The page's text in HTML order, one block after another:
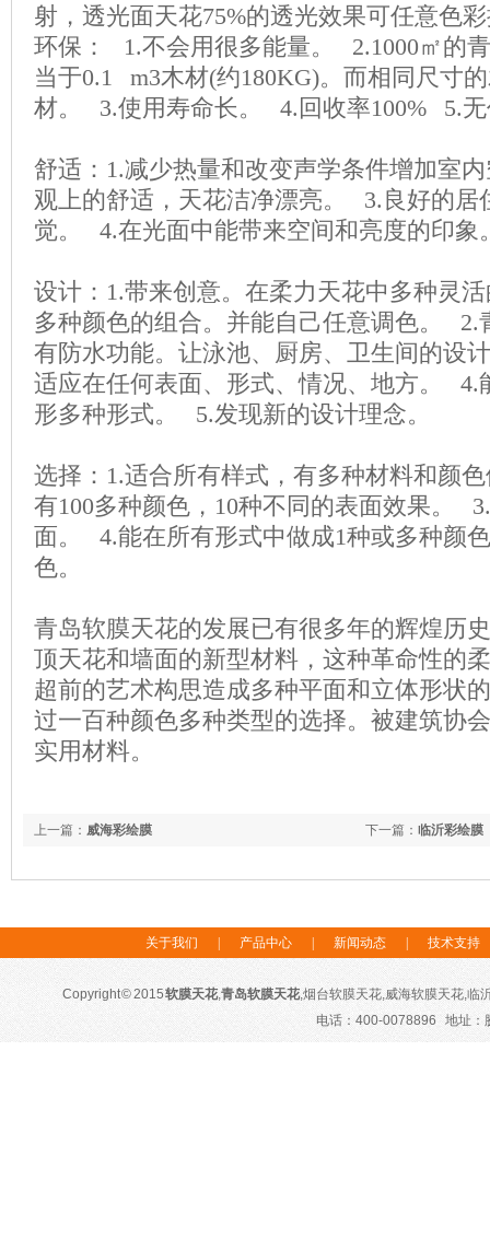
射，透光面天花75%的透光效果可任意色
环保： 1.不会用很多能量。 2.1000㎡的
当于0.1 m3木材(约180KG)。而相同尺寸
材。 3.使用寿命长。 4.回收率100% 5.无
舒适：1.减少热量和改变声学条件增加室
观上的舒适，天花洁净漂亮。 3.良好的居
觉。 4.在光面中能带来空间和亮度的印象
设计：1.带来创意。在柔力天花中多种灵
多种颜色的组合。并能自己任意调色。 2.
有防水功能。让泳池、厨房、卫生间的设
适应在任何表面、形式、情况、地方。 4.
形多种形式。 5.发现新的设计理念。
选择：1.适合所有样式，有多种材料和颜
有100多种颜色，10种不同的表面效果。
面。 4.能在所有形式中做成1种或多种颜
色。
青岛软膜天花的发展已有很多年的辉煌历
顶天花和墙面的新型材料，这种革命性的
超前的艺术构思造成多种平面和立体形状
过一百种颜色多种类型的选择。被建筑协
实用材料。
下一篇： 临沂彩绘膜
上一篇： 威海彩绘膜
关于我们 产品中心 新闻动态 技术支持
Copyright © 2015软膜天花,青岛软膜天花,烟台软膜天花,威海软膜天花,临
电话：400-0078896 地址：